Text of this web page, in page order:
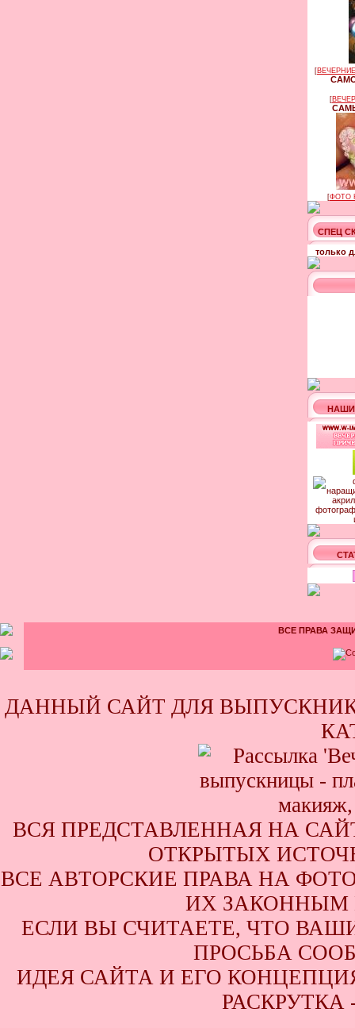
[
[
[ФОТО
СПЕЦ
только
ВСЕ ПРАВА
ДАННЫЙ САЙТ ДЛЯ
ВСЯ ПРЕДСТАВЛЕННАЯ НА
ОТКРЫТЫХ
ВСЕ АВТОРСКИЕ ПРАВА НА
ИХ ЗАКОННЫМ
ЕСЛИ ВЫ СЧИТАЕТЕ, ЧТО
ПРОСЬБА
ИДЕЯ САЙТА И ЕГО КОНЦЕПЦИЯ
РАСКРУТКА -